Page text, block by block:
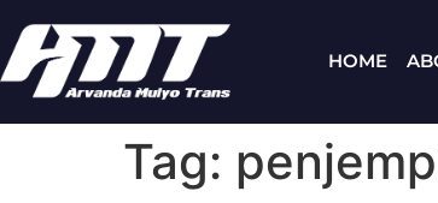
HOME
Tag: